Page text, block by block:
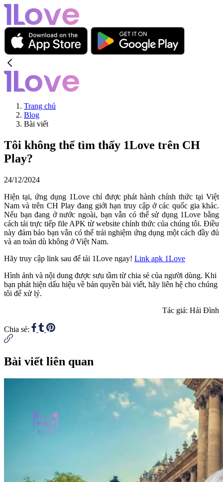
Trang chủ
Blog
Bài viết
Tôi không thể tìm thấy 1Love trên CH
Play?
24/12/2024
Hiện tại, ứng dụng 1Love chỉ được phát hành chính thức tại Việt
Nam và trên CH Play đang giới hạn truy cập ở các quốc gia khác.
Nếu bạn đang ở nước ngoài, bạn vẫn có thể sử dụng 1Love bằng
cách tải trực tiếp file APK từ website chính thức của chúng tôi. Điều
này đảm bảo bạn vẫn có thể trải nghiệm ứng dụng một cách đầy đủ
và an toàn dù không ở Việt Nam.
Hãy truy cập link sau để tải 1Love ngay! Link apk 1Love
Hình ảnh và nội dung được sưu tầm từ chia sẻ của người dùng. Khi
bạn phát hiện dấu hiệu về bản quyền bài viết, hãy liên hệ cho chúng
tôi để xử lý.
Tác giả: Hải Đình
Chia sẻ:
Bài viết liên quan